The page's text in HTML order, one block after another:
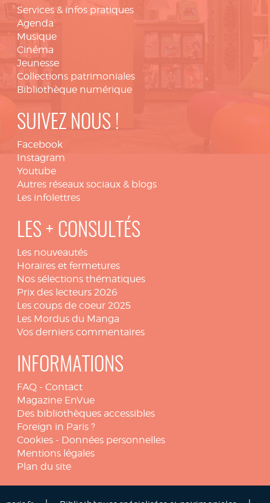
Services & infos pratiques
Agenda
Musique
Cinéma
Jeunesse
Collections patrimoniales
Bibliothèque numérique
SUIVEZ NOUS !
Facebook
Instagram
Youtube
Autres réseaux sociaux & blogs
Les infolettres
LES + CONSULTÉS
Les nouveautés
Horaires et fermetures
Nos sélections thématiques
Prix des lecteurs 2026
Les coups de coeur 2025
Les Mordus du Manga
Vos derniers commentaires
INFORMATIONS
FAQ - Contact
Magazine EnVue
Des bibliothèques accessibles
Foreign in Paris ?
Cookies - Données personnelles
Mentions légales
Plan du site